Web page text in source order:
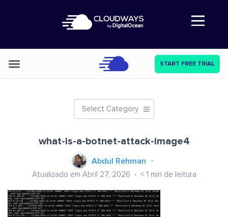
Abre a navegação
Categories START FREE TRIAL
Select Category
what-is-a-botnet-attack-image4
Abdul Rehman
Atualizado em Abril 27, 2026 < 1 min de leitura